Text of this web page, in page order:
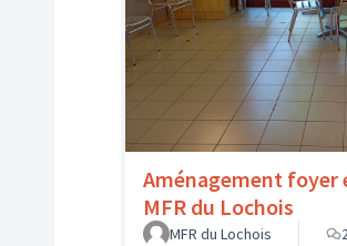
Aménagement foyer
MFR du Lochois
MFR du Lochois